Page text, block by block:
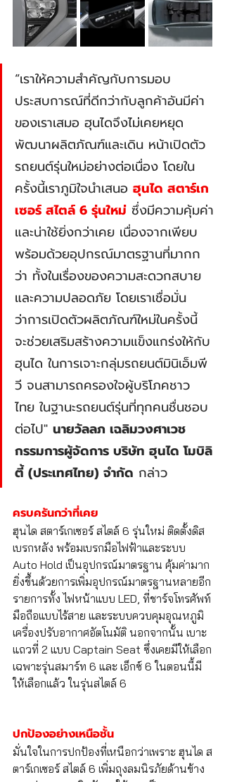
“เราให้ความสำคัญกับการมอบ
ประสบการณ์ที่ดีกว่ากับลูกค้าอันมีค่า
ของเราเสมอ ฮุนไดจึงไม่เคยหยุด
พัฒนาผลิตภัณฑ์และเดิน หน้าเปิดตัว
รถยนต์รุ่นใหม่อย่างต่อเนื่อง โดยใน
ครั้งนี้เราภูมิใจนำเสนอ ฮุนได สตาร์เก
เซอร์ สไตล์ 6 รุ่นใหม่ ซึ่งมีความคุ้มค่า
และน่าใช้ยิ่งกว่าเคย เนื่องจากเพียบ
พร้อมด้วยอุปกรณ์มาตรฐานที่มากก
ว่า ทั้งในเรื่องของความสะดวกสบาย
และความปลอดภัย โดยเราเชื่อมั่น
ว่าการเปิดตัวผลิตภัณฑ์ใหม่ในครั้งนี้
จะช่วยเสริมสร้างความแข็งแกร่งให้กับ
ฮุนได ในการเจาะกลุ่มรถยนต์มินิเอ็มพี
วี จนสามารถครองใจผู้บริโภคชาว
ไทย ในฐานะรถยนต์รุ่นที่ทุกคนชื่นชอบ
ต่อไป" นายวัลลภ เฉลิมวงศาเวช
กรรมการผู้จัดการ บริษัท ฮุนได โมบิลิ
ตี้ (ประเทศไทย) จำกัด กล่าว
ครบครันกว่าที่เคย
ฮุนได สตาร์เกเซอร์ สไตล์ 6 รุ่นใหม่ ติดตั้งดิส
เบรกหลัง พร้อมเบรกมือไฟฟ้าและระบบ
Auto Hold เป็นอุปกรณ์มาตรฐาน คุ้มค่ามาก
ยิ่งขึ้นด้วยการเพิ่มอุปกรณ์มาตรฐานหลายอีก
รายการทั้ง ไฟหน้าแบบ LED, ที่ชาร์จโทรศัพท์
มือถือแบบไร้สาย และระบบควบคุมอุณหภูมิ
เครื่องปรับอากาศอัตโนมัติ นอกจากนั้น เบาะ
แถวที่ 2 แบบ Captain Seat ซึ่งเคยมีให้เลือก
เฉพาะรุ่นสมาร์ท 6 และ เอ็กซ์ 6 ในตอนนี้มี
ให้เลือกแล้ว ในรุ่นสไตล์ 6
ปกป้องอย่างเหนือชั้น
มั่นใจในการปกป้องที่เหนือกว่าเพราะ ฮุนได ส
ตาร์เกเซอร์ สไตล์ 6 เพิ่มถุงลมนิรภัยด้านข้าง